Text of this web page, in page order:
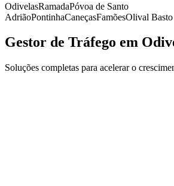
OdivelasRamadaPóvoa de Santo
AdriãoPontinhaCaneçasFamõesOlival Basto
Gestor de Tráfego em
Soluções completas para acelerar o